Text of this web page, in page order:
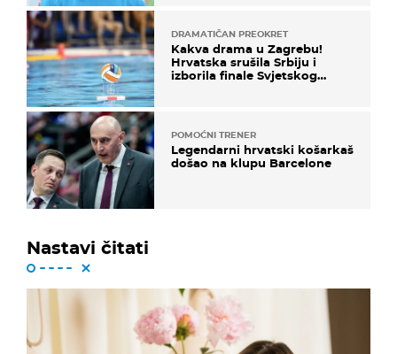
DRAMATIČAN PREOKRET
Kakva drama u Zagrebu!
Hrvatska srušila Srbiju i
izborila finale Svjetskog
POMOĆNI TRENER
Legendarni hrvatski košarkaš
došao na klupu Barcelone
Nastavi čitati